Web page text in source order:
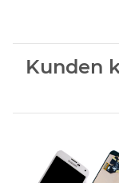
Kunden